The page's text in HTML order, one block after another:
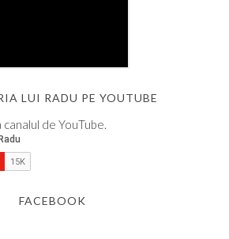
LUI RADU PE YOUTUBE
de YouTube.
FACEBOOK